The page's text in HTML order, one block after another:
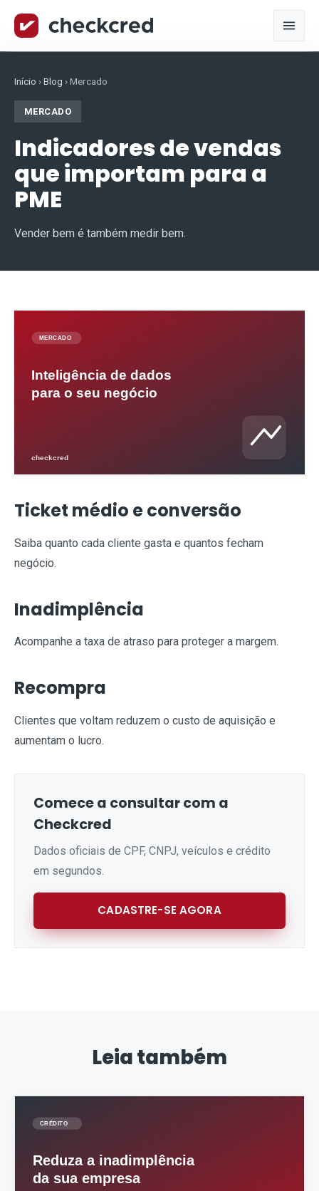
Início ›Blog ›Mercado
MERCADO
Indicadores de vendas
que importam para a
PME
Vender bem é também medir bem.
Ticket médio e conversão
Saiba quanto cada cliente gasta e quantos fecham
negócio.
Inadimplência
Acompanhe a taxa de atraso para proteger a margem.
Recompra
Clientes que voltam reduzem o custo de aquisição e
aumentam o lucro.
Comece a consultar com a
Checkcred
Dados oficiais de CPF, CNPJ, veículos e crédito
em segundos.
CADASTRE-SE AGORA
Leia também